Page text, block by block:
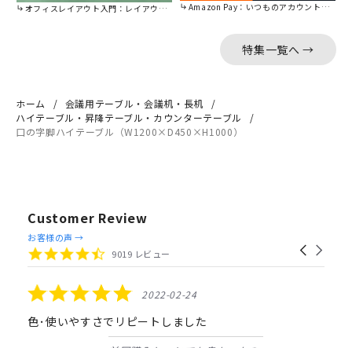
オフィスレイアウト入門：レイアウトの基本をご紹介。 Amazon Pay：いつものアカウントで簡単に決済可能。
特集一覧へ →
ホーム
会議用テーブル・会議机・長机
ハイテーブル・昇降テーブル・カウンターテーブル
口の字脚ハイテーブル（W1200×D450×H1000）
Customer Review
Reviews
carousel
Carousel
arrows
4.4
star
9019 レビュー
お客様の声 →
5.0
star
rating
2022-02-24
色･使いやすさでリピートしました